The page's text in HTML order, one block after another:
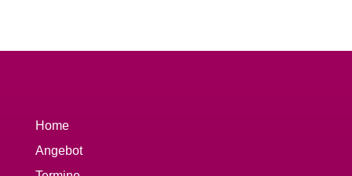
Home
Angebot